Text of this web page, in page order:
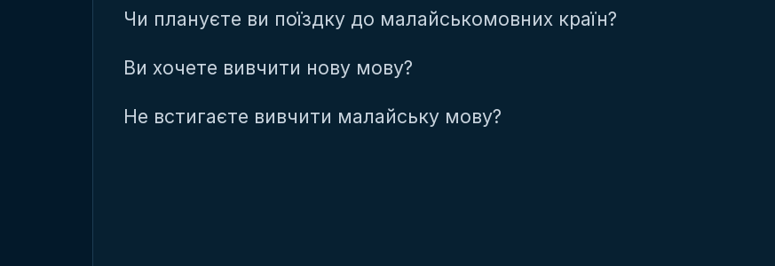
Чи плануєте ви поїздку до малайськомовних країн?
Ви хочете вивчити нову мову?
Не встигаєте вивчити малайську мову?